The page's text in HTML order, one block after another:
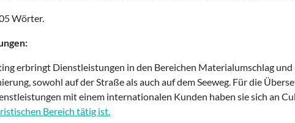
Wörter.
erbringt Dienstleistungen in den Bereichen Materialumschlag
sowohl auf der Straße als auch auf dem Seeweg. Für die
mit einem internationalen Kunden haben sie sich an
Bereich tätig ist.